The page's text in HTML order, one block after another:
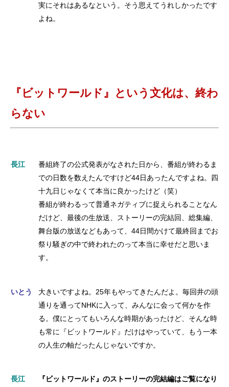
実にそれはあるなという。そう思えてうれしかったです
よね。
『ビットワールド』という文化は、終わ
らない
長江
番組終了の公式発表がなされた日から、番組が終わるま
での日数を数えたんですけど44日あったんですよね。四
十九日じゃなくて本当に良かったけど（笑）
番組が終わるって普通ネガティブに捉えられることなん
だけど、最後の生放送、ストーリーの完結回、総集編、
舞台版の放送などもあって、44日間かけて最終回までお
祭り騒ぎの中で終われたのって本当に幸せだと思いま
す。
いとう
大きいですよね。25年もやってきたんだよ。毎回井の頭
通りを通ってNHKに入って、みんなに会って何かを作
る。僕にとってもいろんな時期があったけど、そんな時
も常に『ビットワールド』だけはやっていて、もう一本
の人生の軸だったんじゃないですか。
長江
『ビットワールド』のストーリーの完結編はご覧になり